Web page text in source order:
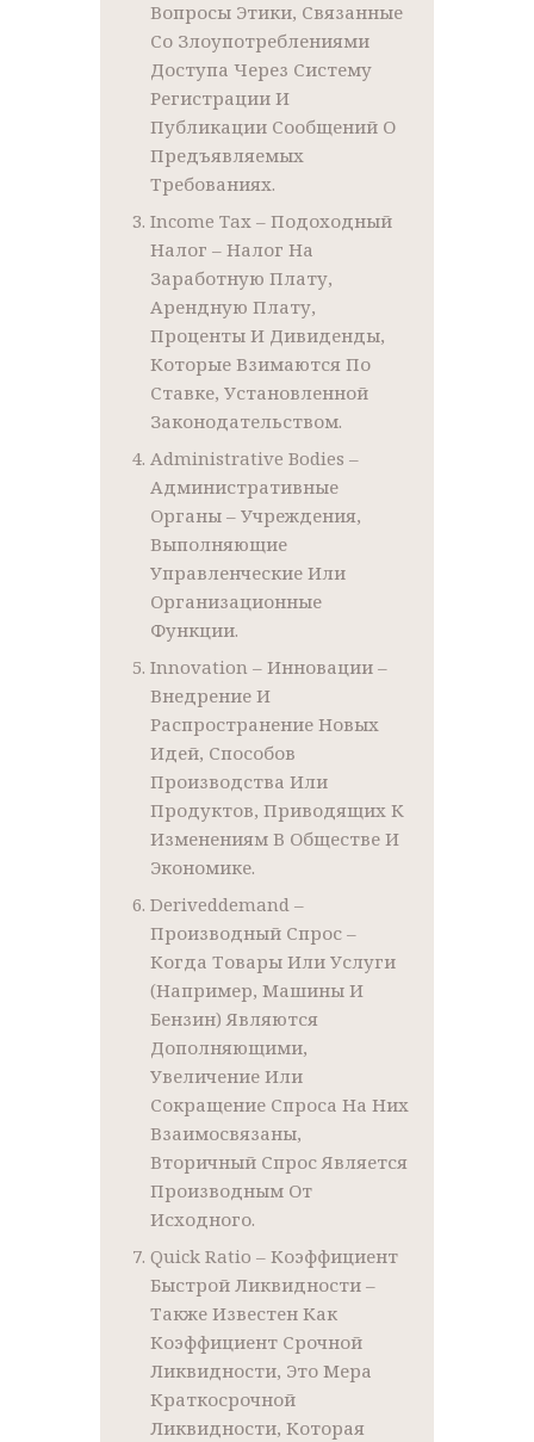
Вопросы Этики, Связанные
Со Злоупотреблениями
Доступа Через Систему
Регистрации И
Публикации Сообщений О
Предъявляемых
Требованиях.
Income Tax – Подоходный
Налог – Налог На
Заработную Плату,
Арендную Плату,
Проценты И Дивиденды,
Которые Взимаются По
Ставке, Установленной
Законодательством.
Administrative Bodies –
Административные
Органы – Учреждения,
Выполняющие
Управленческие Или
Организационные
Функции.
Innovation – Инновации –
Внедрение И
Распространение Новых
Идей, Способов
Производства Или
Продуктов, Приводящих К
Изменениям В Обществе И
Экономике.
Deriveddemand –
Производный Спрос –
Когда Товары Или Услуги
(например, Машины И
Бензин) Являются
Дополняющими,
Увеличение Или
Сокращение Спроса На Них
Взаимосвязаны,
Вторичный Спрос Является
Производным От
Исходного.
Quick Ratio – Коэффициент
Быстрой Ликвидности –
Также Известен Как
Коэффициент Срочной
Ликвидности, Это Мера
Краткосрочной
Ликвидности, Которая